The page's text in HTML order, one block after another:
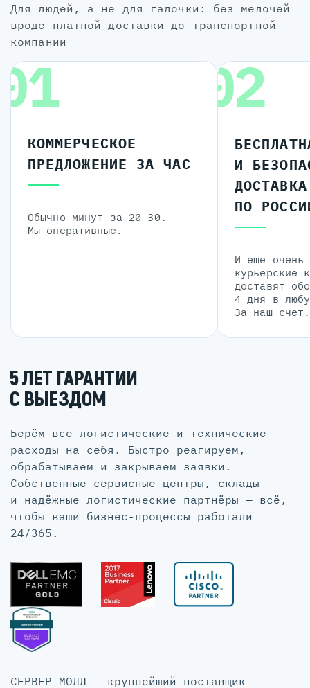
для людей, а не для галочки: без мелочей
вроде платной доставки до транспортной
компании
КОММЕРЧЕСКОЕ
ПРЕДЛОЖЕНИЕ ЗА ЧАС
Обычно минут за 20-30.
Мы оперативные.
02
И
ДОСТАВКА
ПО
И еще очень
курьерские
доставят
4 дня в
За наш счет.
5 ЛЕТ ГАРАНТИИ
С ВЫЕЗДОМ
Берём все логистические и технические
расходы на себя. Быстро реагируем,
обрабатываем и закрываем заявки.
Собственные сервисные центры, склады
и надёжные логистические партнёры — всё,
чтобы ваши бизнес-процессы работали
24/365.
СЕРВЕР МОЛЛ — крупнейший поставщик